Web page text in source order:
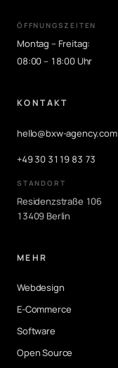
ÖFFNUNGSZEITEN
Montag – Freitag:
08:00 – 18:00 Uhr
KONTAKT
hello@bxw-agency.com
+49 30 3119 83 73
STANDORT
Residenzstraße 106
13409 Berlin
MEHR
Webdesign
E-Commerce
Software
Open Source